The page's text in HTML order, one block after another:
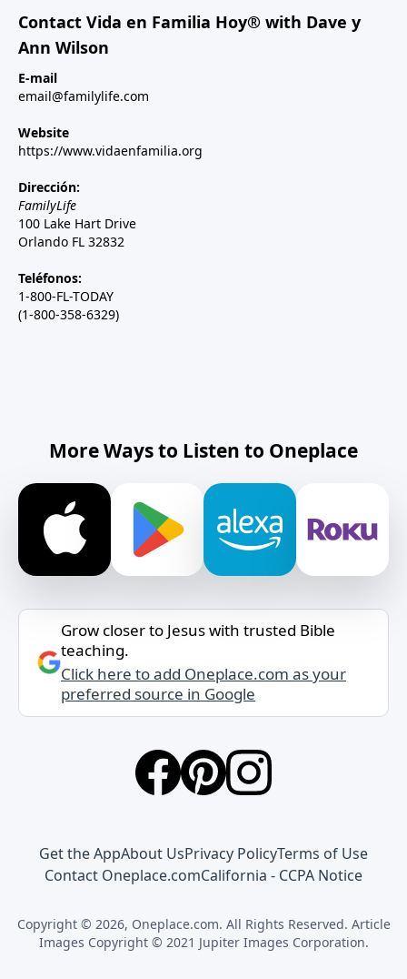
Contact Vida en Familia Hoy® with Dave y
Ann Wilson
E-mail
email@familylife.com
Website
https://www.vidaenfamilia.org
Dirección:
FamilyLife
100 Lake Hart Drive
Orlando FL 32832
Teléfonos:
1-800-FL-TODAY
(1-800-358-6329)
More Ways to Listen to Oneplace
Grow closer to Jesus with trusted Bible
teaching.
Click here to add Oneplace.com as your
preferred source in Google
Get the AppAbout UsPrivacy PolicyTerms of Use
Contact Oneplace.comCalifornia - CCPA Notice
Copyright © 2026, Oneplace.com. All Rights Reserved. Article
Images Copyright © 2021 Jupiter Images Corporation.